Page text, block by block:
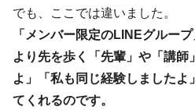
でも、ここでは違いました。
「メンバー限定のLINEグルー
より先を歩く「先輩」や「講師
よ」「私も同じ経験しましたよ
てくれるのです。